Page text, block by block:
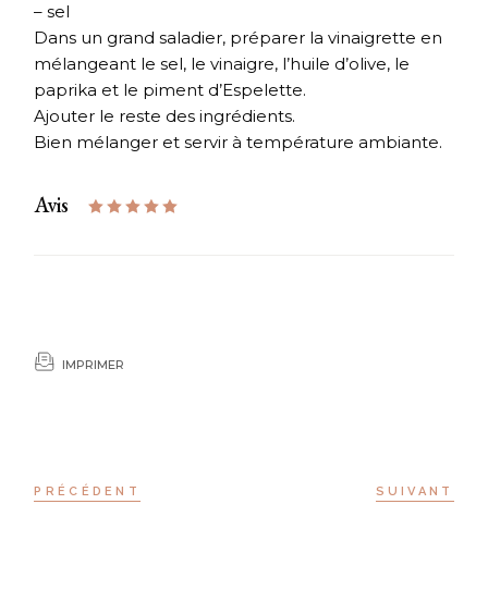
– sel
Dans un grand saladier, préparer la vinaigrette en
mélangeant le sel, le vinaigre, l’huile d’olive, le
paprika et le piment d’Espelette.
Ajouter le reste des ingrédients.
Bien mélanger et servir à température ambiante.
Avis
IMPRIMER
PRÉCÉDENT SUIVANT